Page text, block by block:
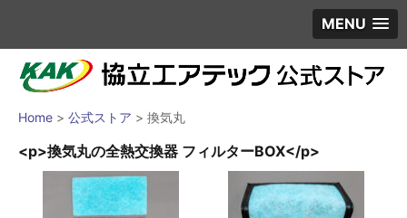
MENU
Home > 公式ストア > 換気丸
<p>換気丸の全熱交換器 フィルターBOX</p>